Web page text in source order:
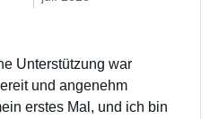
Unterstützung war
und angenehm
erstes Mal, und ich bin